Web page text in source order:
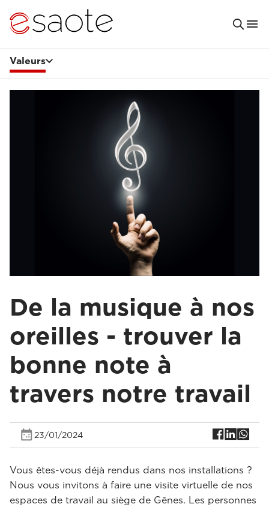
Valeurs
De la musique à nos
oreilles - trouver la
bonne note à
travers notre travail
23/01/2024
Vous êtes-vous déjà rendus dans nos installations ?
Nous vous invitons à faire une visite virtuelle de nos
espaces de travail au siège de Gênes. Les personnes